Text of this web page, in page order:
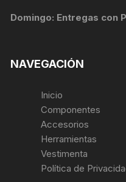
Domingo: Entregas con
NAVEGACIÓN
Inicio
Componentes
Accesorios
Herramientas
Vestimenta
Política de